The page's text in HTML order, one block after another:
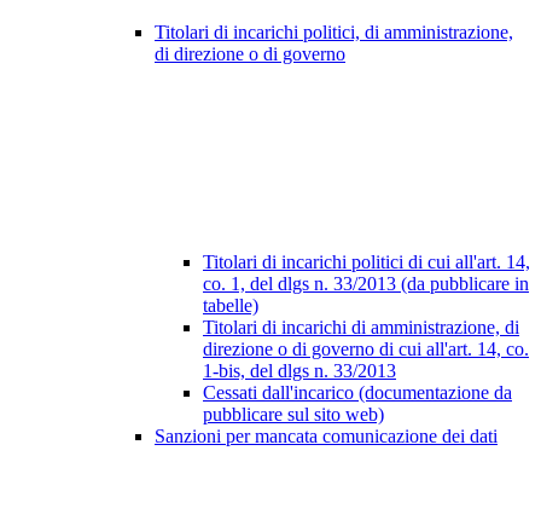
Titolari di incarichi politici, di amministrazione,
di direzione o di governo
Titolari di incarichi politici di cui all'art. 14,
co. 1, del dlgs n. 33/2013 (da pubblicare in
tabelle)
Titolari di incarichi di amministrazione, di
direzione o di governo di cui all'art. 14, co.
1-bis, del dlgs n. 33/2013
Cessati dall'incarico (documentazione da
pubblicare sul sito web)
Sanzioni per mancata comunicazione dei dati